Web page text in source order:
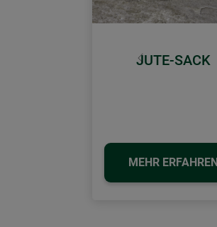
JUTE-SACK
MEHR ERFAHREN
Zurück